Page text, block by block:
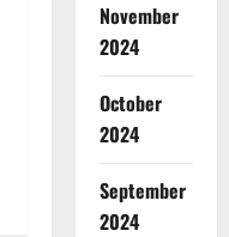
November
2024
October
2024
September
2024